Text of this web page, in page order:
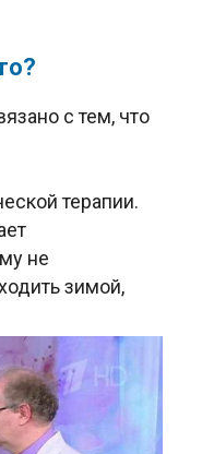
с тем, что
терапии.
не
зимой,